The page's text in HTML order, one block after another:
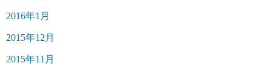
2016年1月
2015年12月
2015年11月